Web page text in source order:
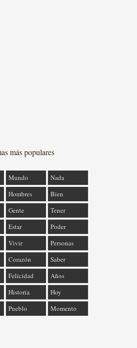
más populares
Mundo
Nada
Hombres
Bien
Gente
Tener
Estar
Poder
Vivir
Personas
Corazón
Saber
Felicidad
Años
Historia
Hoy
Pueblo Momento